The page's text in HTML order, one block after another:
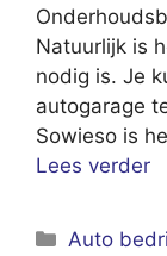
Natuurlijk is
nodig is. Je
autogarage
Sowieso is
Lees verder
Auto